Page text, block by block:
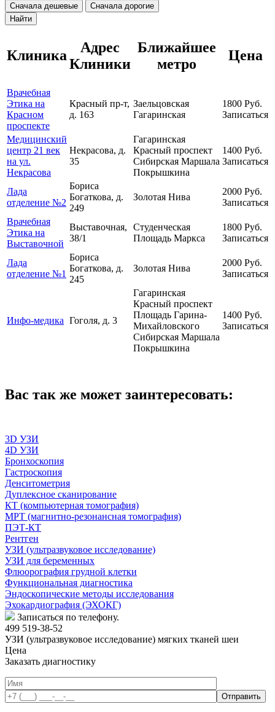
Сначала дешевые
Сначала дорогие
Найти
Клиника
Адрес
Клиники
Ближайшее
метро
Цена
Врачебная
Этика на
Красном
проспекте
Красный пр-т,
д. 163
Заельцовская
Гагаринская
1800 Руб.
Записаться
Медицинский
центр 21 век
на ул.
Некрасова
Некрасова, д.
35
Гагаринская
Красный проспект
Сибирская Маршала
Покрышкина
1400 Руб.
Записаться
Лада
отделение №2
Бориса
Богаткова, д.
249
Золотая Нива
2000 Руб.
Записаться
Врачебная
Этика на
Выставочной
Выставочная,
38/1
Студенческая
Площадь Маркса
1800 Руб.
Записаться
Лада
отделение №1
Бориса
Богаткова, д.
245
Золотая Нива
2000 Руб.
Записаться
Инфо-медика Гоголя, д. 3
Гагаринская
Красный проспект
Площадь Гарина-
Михайловского
Сибирская Маршала
Покрышкина
1400 Руб.
Записаться
Вас так же может заинтересовать:
3D УЗИ
4D УЗИ
Бронхоскопия
Гастроскопия
Денситометрия
Дуплексное сканирование
КТ (компьютерная томография)
МРТ (магнитно-резонансная томография)
ПЭТ-КТ
Рентген
УЗИ (ультразвуковое исследование)
УЗИ для беременных
Флюорография грудной клетки
Функциональная диагностика
Эндоскопические методы исследования
Эхокардиография (ЭХОКГ)
Записаться по телефону.
499 519-38-52
УЗИ (ультразвуковое исследование) мягких тканей шеи
Цена
Заказать диагностику